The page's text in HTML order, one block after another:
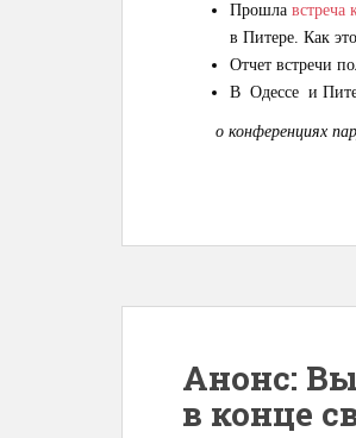
Прошла встреча
в Питере. Как
Отчет встречи
В Одессе и
о конференциях
Анонс:
в конце